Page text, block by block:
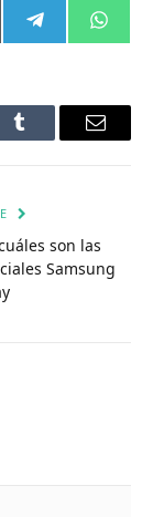
Compartir
en
Telegram
en
Tumblr Email
son las
Samsung